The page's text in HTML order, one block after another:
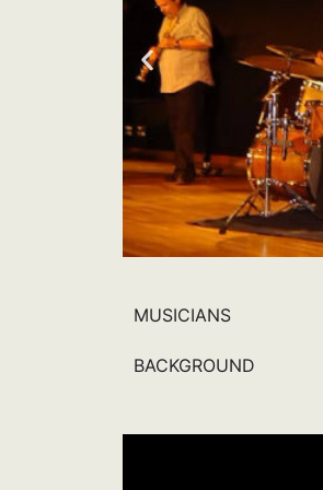
MUSICIANS
BACKGROUND